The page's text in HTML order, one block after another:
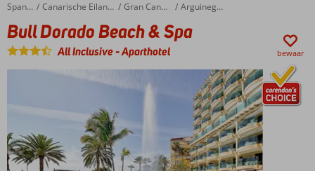
Wat
leuk
die
Splash
pool
Spa
Center
Home Spanje Canarische Eilanden Gran Canaria Arguineguin
Bull Dorado Beach & Spa
Bull Dorado Beach & Spa
All Inclusive-Aparthotel bewaar